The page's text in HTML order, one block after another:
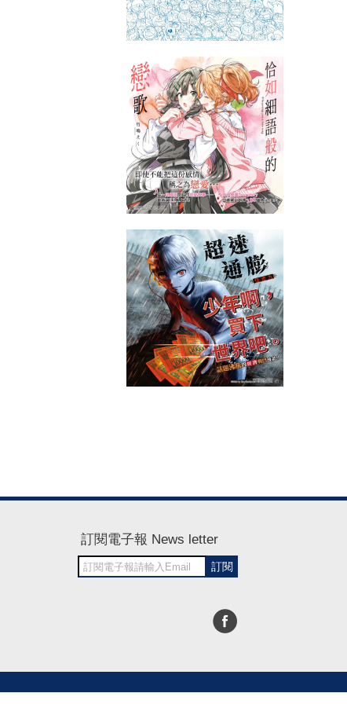
訂閱電子報 News letter
訂閱